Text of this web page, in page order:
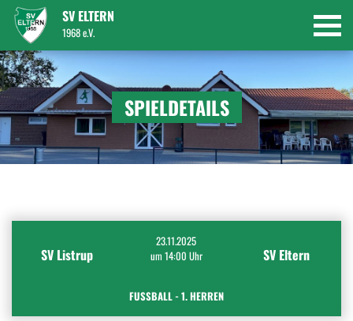
SV ELTERN
1968 e.V.
SPIELDETAILS
SV Listrup
23.11.2025
um 14:00 Uhr
SV Eltern
FUSSBALL - 1. HERREN